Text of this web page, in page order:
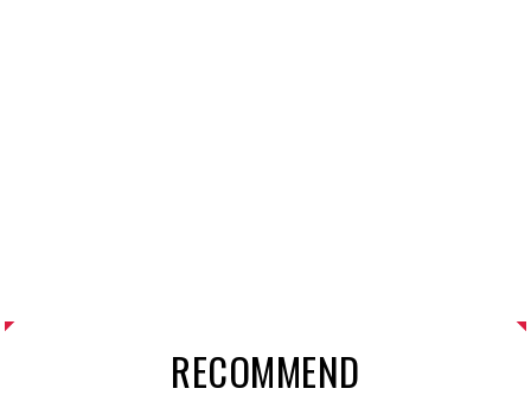
RECOMMEND